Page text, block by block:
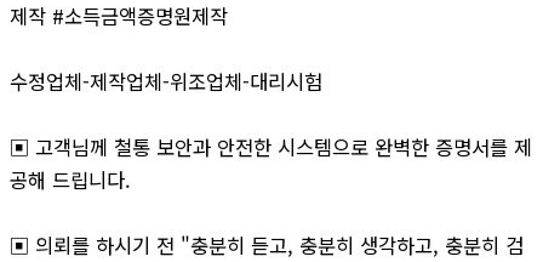
제작 #소득금액증명원제작
수정업체-제작업체-위조업체-대리시험
▣ 고객님께 철통 보안과 안전한 시스템으로 완벽한 증명서를 제
공해 드립니다.
▣ 의뢰를 하시기 전 "충분히 듣고, 충분히 생각하고, 충분히 검